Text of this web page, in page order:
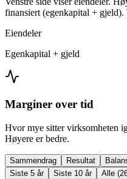
finansiert (egenkapital +
Eiendeler
Egenkapital + gjeld
Marginer over tid
Hvor mye sitter virksomheten
Høyere er bedre.
Sammendrag Resultat
Siste 5 år
Siste 10 år Alle